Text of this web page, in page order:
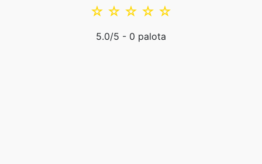
☆
☆
☆
☆
☆
5.0/5 - 0 palota